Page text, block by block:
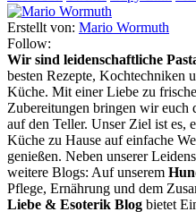
Erstellt von: Mario Wormuth
Follow:
Wir sind leidenschaftliche
besten Rezepte, Kochtechniken
Küche. Mit einer Liebe zu
Zubereitungen bringen wir euch
auf den Teller. Unser Ziel ist es,
Küche zu Hause auf einfache
genießen. Neben unserer
weitere Blogs: Auf unserem
Pflege, Ernährung und dem
Liebe & Esoterik Blog bietet